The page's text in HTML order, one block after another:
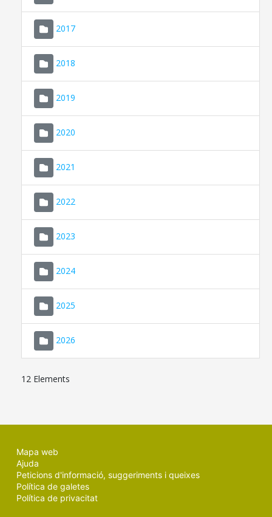
2017
2018
2019
2020
2021
2022
2023
2024
2025
2026
12 Elements
Mapa web
Ajuda
Peticions d'informació, suggeriments i queixes
Política de galetes
Política de privacitat